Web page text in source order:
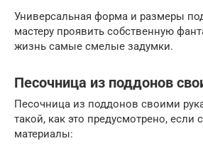
Универсальная форма и размеры
мастеру проявить собственную
жизнь самые смелые задумки.
Песочница из поддонов
Песочница из поддонов своими
такой, как это предусмотрено, если
материалы: